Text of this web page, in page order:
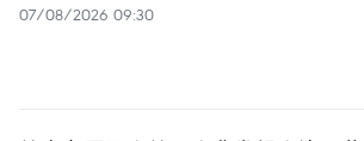
07/08/2026 09:30